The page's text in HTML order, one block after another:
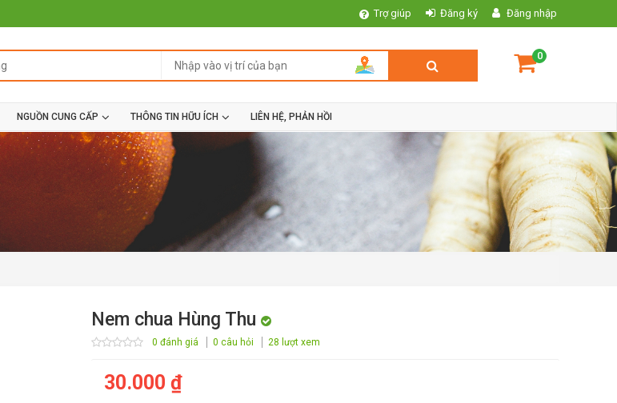
Trợ giúp Đăng ký Đăng nhập
0
NGUỒN CUNG CẤP THÔNG TIN HỮU ÍCH LIÊN HỆ, PHẢN HỒI
Nem chua Hùng Thu
0 đánh giá 0 câu hỏi 28 lượt xem
30.000 ₫